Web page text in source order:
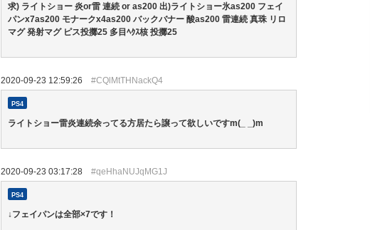
求) ライトショー 炎or雷 連続 or as200 出)ライトショー氷as200 フェイ
パンx7as200 モナークx4as200 バックバナー 酸as200 雷連続 真珠 リロ
マグ 発射マグ ピス投擲25 多目ﾍｸｽ核 投擲25
2020-09-23 12:59:26 #CQlMtTHNackQ4
PS4
ライトショー雷炎連続余ってる方居たら譲って欲しいですm(_ _)m
2020-09-23 03:17:28 #qeHhaNUJqMG1J
PS4
↓フェイパンは全部×7です！